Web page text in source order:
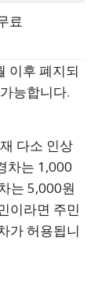
료
이후 폐지되
능합니다.
다소 인상
차는 1,000
는 5,000원
이라면 주민
가 허용됩니